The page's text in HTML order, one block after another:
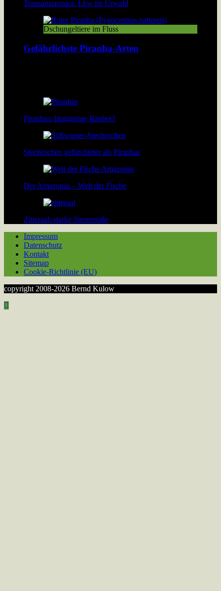
Transamazonica: Lkw im Urwald
Dschungeltiere im Fluss
Gefährlichste Piranha-Arten
Piranhas: blutgierige Räuber?
Stechrochen gefürchteter als Piranhas
Der Amazonas – Welt der Fische
Zitteraal: starke Stromstöße
Impressum
Datenschutz
Kontakt
Sitemap
Cookie-Richtlinie (EU)
copyright 2008-2026 Bernd Kulow